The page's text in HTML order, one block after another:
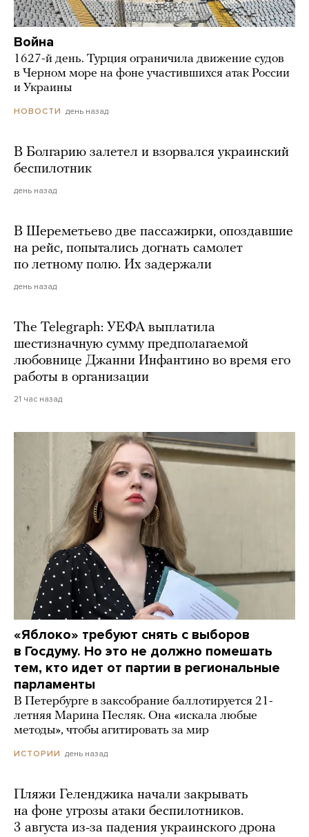
Война
1627-й день. Турция ограничила движение судов
в Черном море на фоне участившихся атак России
и Украины
НОВОСТИ день назад
В Болгарию залетел и взорвался украинский
беспилотник
день назад
В Шереметьево две пассажирки, опоздавшие
на рейс, попытались догнать самолет
по летному полю. Их задержали
день назад
The Telegraph: УЕФА выплатила
шестизначную сумму предполагаемой
любовнице Джанни Инфантино во время его
работы в организации
21 час назад
«Яблоко» требуют снять с выборов
в Госдуму. Но это не должно помешать
тем, кто идет от партии в региональные
парламенты
В Петербурге в заксобрание баллотируется 21-
летняя Марина Песляк. Она «искала любые
методы», чтобы агитировать за мир
ИСТОРИИ день назад
Пляжи Геленджика начали закрывать
на фоне угрозы атаки беспилотников.
3 августа из-за падения украинского дрона